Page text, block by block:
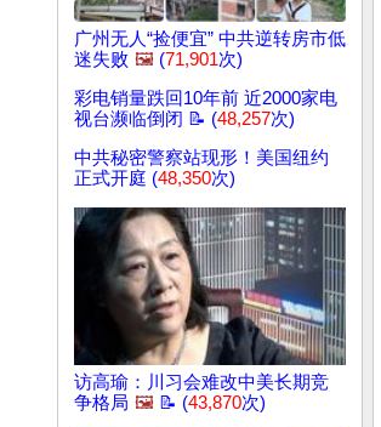
广州无人“捡便宜” 中共逆转房市低
迷失败 🖼️ (71,901次)
彩电销量跌回10年前 近2000家电
视台濒临倒闭 📝 (48,257次)
中共秘密警察站现形！美国纽约
正式开庭 (48,350次)
访高瑜：川习会难改中美长期竞
争格局 🖼️ 📝 (43,870次)